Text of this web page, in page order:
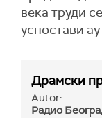
века труди
успостави
Драмски
Autor:
Радио